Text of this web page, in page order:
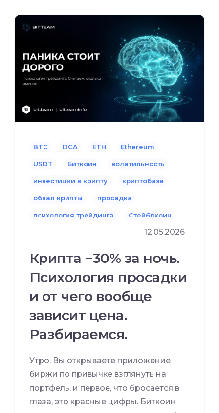
BTC DCA ETH Ethereum
USDT Биткоин волатильность
инвестиции в крипту криптобаза
обвал крипты просадка
психология трейдинга Стейблкоин
12.05.2026
Крипта −30% за ночь.
Психология просадки
и от чего вообще
зависит цена.
Разбираемся.
Утро. Вы открываете приложение
биржи по привычке взглянуть на
портфель, и первое, что бросается в
глаза, это красные цифры. Биткоин